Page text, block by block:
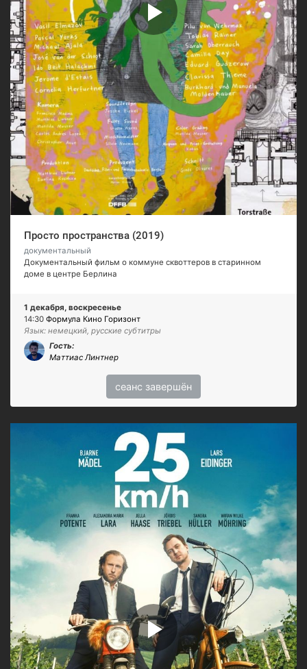
Просто пространства (2019)
документальный
Документальный фильм о коммуне сквоттеров в старинном
доме в центре Берлина
1 декабря, воскресенье
14:30 Формула Кино Горизонт
Язык: немецкий, русские субтитры
Гость:
Маттиас Линтнер
сеанс завершён